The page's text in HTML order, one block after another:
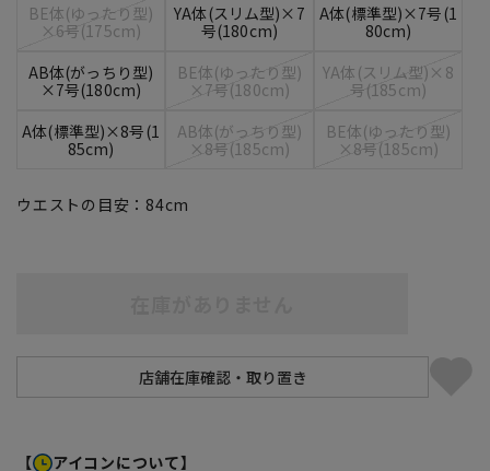
BE体(ゆったり型)
×6号(175cm)
YA体(スリム型)×7
号(180cm)
A体(標準型)×7号(1
80cm)
AB体(がっちり型)
×7号(180cm)
BE体(ゆったり型)
×7号(180cm)
YA体(スリム型)×8
号(185cm)
A体(標準型)×8号(1
85cm)
AB体(がっちり型)
×8号(185cm)
BE体(ゆったり型)
×8号(185cm)
ウエストの目安： 84cm
【 アイコンについて】